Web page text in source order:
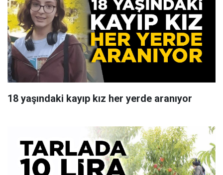
18 yaşındaki kayıp kız her yerde aranıyor